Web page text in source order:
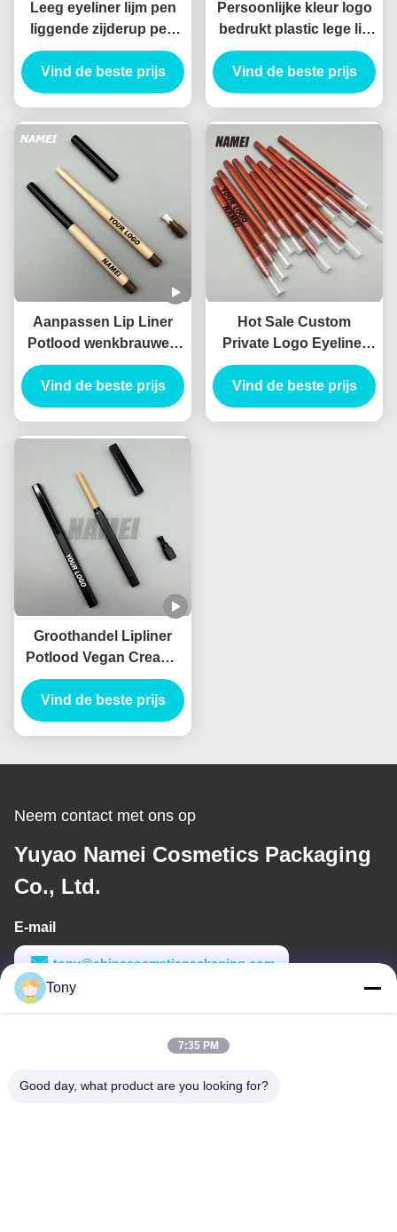
Leeg eyeliner lijm pen
liggende zijderup pen
waterdicht duurzaam op
maat gel eyeliner
potlood Container
Vind de beste prijs
Persoonlijke kleur logo
bedrukt plastic lege lip
liner buis pakket
container dunne lipliner
buis
Vind de beste prijs
Aanpassen Lip Liner
Potlood wenkbrauwen
eyeliner buis met
borstel lip liner potlood
container met chipper
Vind de beste prijs
Hot Sale Custom
Private Logo Eyeliner
Potlood Container
Blister potlood Slim
Leeg Lip Liner Tube
Vind de beste prijs
Groothandel Lipliner
Potlood Vegan Creamy
Container Waterdicht
Custom Logo Private
Label
Vind de beste prijs
Neem contact met ons op
Yuyao Namei Cosmetics Packaging
Co., Ltd.
E-mail
tony@chinacosmeticpackaging.com
Werktijd
Tony
7:35 PM
Good day, what product are you looking for?